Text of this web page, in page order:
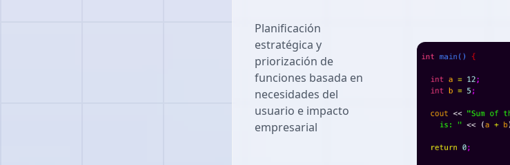
Planificación
estratégica y
priorización de
funciones basada en
necesidades del
usuario e impacto
empresarial